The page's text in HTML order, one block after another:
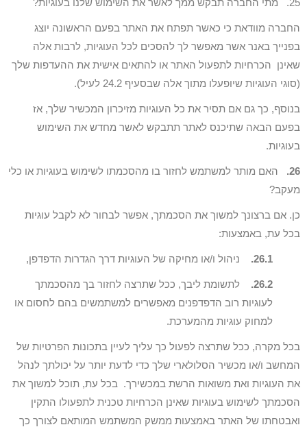
החברה מוודאת כי כאשר תפתח את האתר בפעם הראשונה יוצג
בפנייך באנר אשר מאפשר לך להסכים לכל העוגיות, לרבות אלה
שאינן הכרחיות לתפעול האתר או להתאים אישית את ההעדפות שלך
(סוגי העוגיות שיופעלו מתוך אלה שבסעיף 24.2 לעיל).
בנוסף, כך גם אם תסיר את כל העוגיות מזיכרון המכשיר שלך, אז
בפעם הבאה שתיכנס לאתר תתבקש לאשר מחדש את השימוש
בעוגיות.
26.
האם מותר למשתמש לחזור בו מהסכמתו לשימוש בעוגיות או כלי
מעקב?
כן. אם ברצונך למשוך את הסכמתך, אפשר לבחור לא לקבל עוגיות
בכל עת, באמצעות:
26.1. ניהול ו/או מחיקה של העוגיות דרך הגדרות הדפדפן,
26.2.
לתשומת ליבך, ככל שתרצה לחזור בך מהסכמתך
לעוגיות רוב הדפדפנים מאפשרים למשתמשים בהם לחסום או
למחוק עוגיות מהמערכת.
בכל מקרה, ככל שתרצה לפעול כך עליך לעיין בתכונות הפרטיות של
המחשב ו/או מכשיר הסלולארי שלך כדי לדעת יותר על יכולתך לנהל
את העוגיות ואת משואות הרשת במכשירך. בכל עת, תוכל למשוך את
הסכמתך לשימוש בעוגיות שאינן הכרחיות טכנית לתפעולו התקין
ואבטחתו של האתר באמצעות ממשק המשתמש המותאם לצורך כך